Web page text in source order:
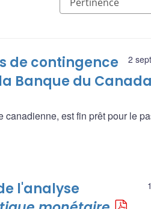
2
de contingence
Banque du Canada
est fin prêt pour le
l'analyse